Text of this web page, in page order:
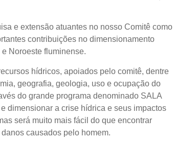
e extensão atuantes no nosso Comitê como
contribuições no dimensionamento
Noroeste fluminense.
hídricos, apoiados pelo comitê, dentre
geografia, geologia, uso e ocupação do
do grande programa denominado SALA
dimensionar a crise hídrica e seus impactos
será muito mais fácil do que encontrar
causados pelo homem.